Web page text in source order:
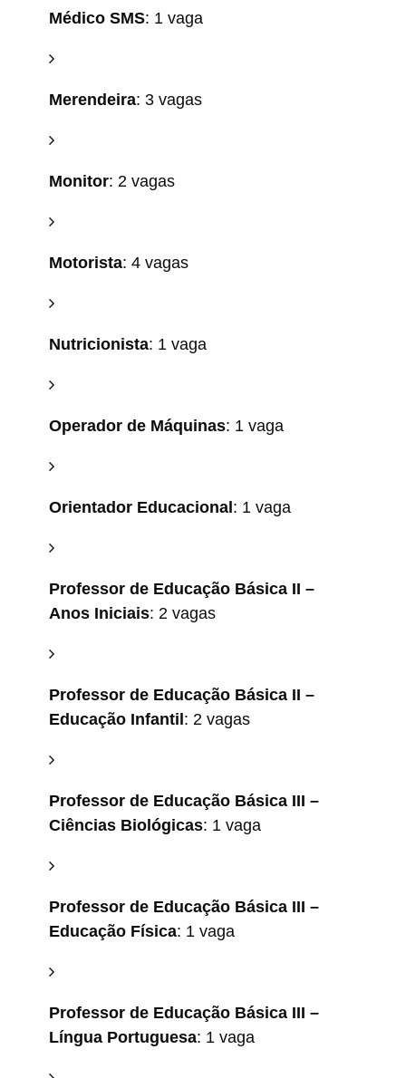
Médico SMS: 1 vaga
Merendeira: 3 vagas
Monitor: 2 vagas
Motorista: 4 vagas
Nutricionista: 1 vaga
Operador de Máquinas: 1 vaga
Orientador Educacional : 1 vaga
Professor de Educação Básica II –
Anos Iniciais: 2 vagas
Professor de Educação Básica II –
Educação Infantil : 2 vagas
Professor de Educação Básica III –
Ciências Biológicas: 1 vaga
Professor de Educação Básica III –
Educação Física: 1 vaga
Professor de Educação Básica III –
Língua Portuguesa: 1 vaga